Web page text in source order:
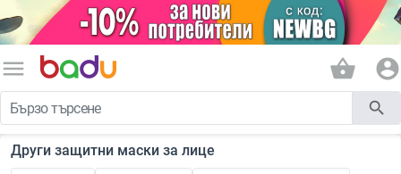
menu shopping_basket account_circle
search
Други защитни маски за лице